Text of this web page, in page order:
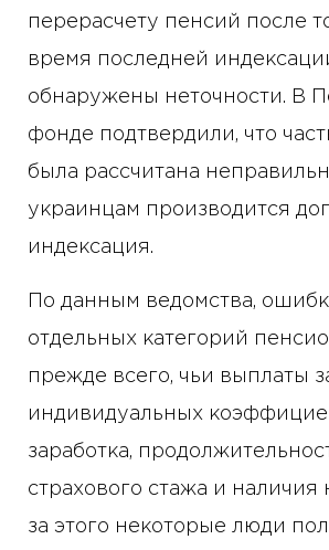
перерасчету пенсий после
время последней
обнаружены неточности. В
фонде подтвердили, что
была рассчитана
украинцам производится
индексация.
По данным ведомства,
отдельных категорий
прежде всего, чьи выплаты
индивидуальных
заработка,
страхового стажа и наличия
за этого некоторые люди